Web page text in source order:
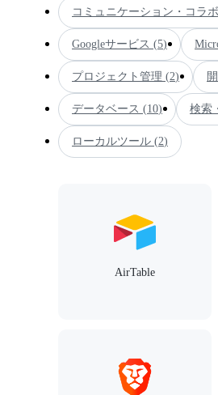
コミュニケーション・コラ
Googleサービス (5)
プロジェクト管理 (2)
データベース (10) 検索
ローカルツール (2)
AirTable